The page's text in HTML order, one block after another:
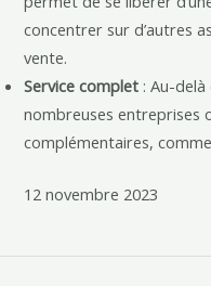
concentrer sur d’autres
vente.
Service complet: Au-delà
nombreuses entreprises
complémentaires,
12 novembre 2023